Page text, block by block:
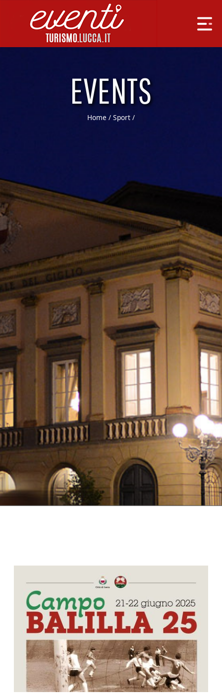
HOME
EVENTS
CALENDAR
TURISMO
LUCCA
EN
L'APPLICAZIONE
EVENTS
Home / Sport /